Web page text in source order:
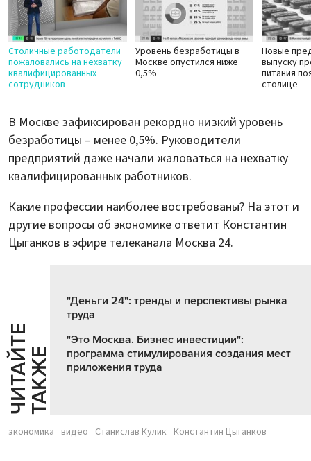
Столичные работодатели
пожаловались на нехватку
квалифицированных
сотрудников
Уровень безработицы в
Москве опустился ниже
0,5%
Новые
выпуску
питания
столице
В Москве зафиксирован рекордно низкий уровень
безработицы – менее 0,5%. Руководители
предприятий даже начали жаловаться на нехватку
квалифицированных работников.
Какие профессии наиболее востребованы? На этот и
другие вопросы об экономике ответит Константин
Цыганков в эфире телеканала Москва 24.
Ч
И
Т
АЙ
Т
Е
Т
А
К
ЖЕ
"Деньги 24": тренды и перспективы рынка
труда
"Это Москва. Бизнес инвестиции":
программа стимулирования создания мест
приложения труда
экономика видео Станислав Кулик Константин Цыганков